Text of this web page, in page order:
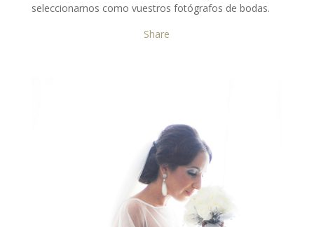
seleccionarnos como vuestros fotógrafos de bodas.
Share